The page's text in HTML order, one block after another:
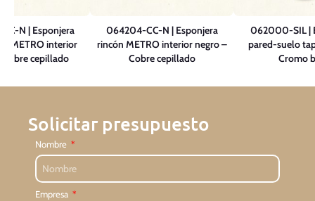
N | Esponjera
METRO interior
cepillado
064204-CC-N | Esponjera
rincón METRO interior negro –
Cobre cepillado
062000-SIL |
pared-suelo
Cromo
Solicitar presupuesto
Nombre
Empresa